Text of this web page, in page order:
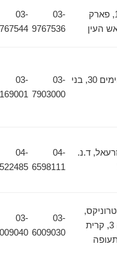
פארק
9767536
9767544
ששת הימים 30, בני 03-
7903000
5169001
ד.נ.
04-
6598111
6522485
3, קרית
6009030
6009040